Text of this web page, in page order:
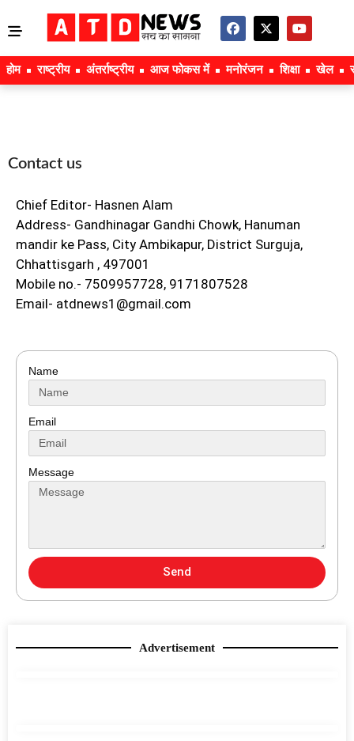
होम राष्ट्रीय अंतर्राष्ट्रीय आज फोकस में मनोरंजन शिक्षा खेल
Contact us
Chief Editor- Hasnen Alam
Address- Gandhinagar Gandhi Chowk, Hanuman
mandir ke Pass, City Ambikapur, District Surguja,
Chhattisgarh , 497001
Mobile no.- 7509957728, 9171807528
Email- atdnews1@gmail.com
Name
Email
Message
Send
Advertisement